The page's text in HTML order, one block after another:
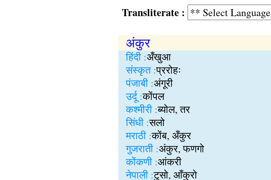
Transliterate :
अंकुर
हिंदी :अँखुआ
संस्कृत :प्ररोहः
पंजाबी :अंगूरी
उर्दू :कोंपल
कश्मीरी :ब्योल, तर
सिंधी :सलो
मराठी :कोंब, अँकुर
गुजराती :अंकुर, फणगो
कोंकणी :आंकरी
नेपाली :टुसो, आँकुरो